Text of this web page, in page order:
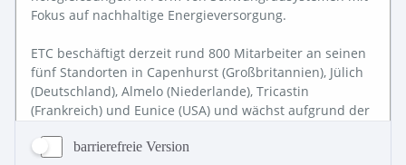
barrierefreie Version